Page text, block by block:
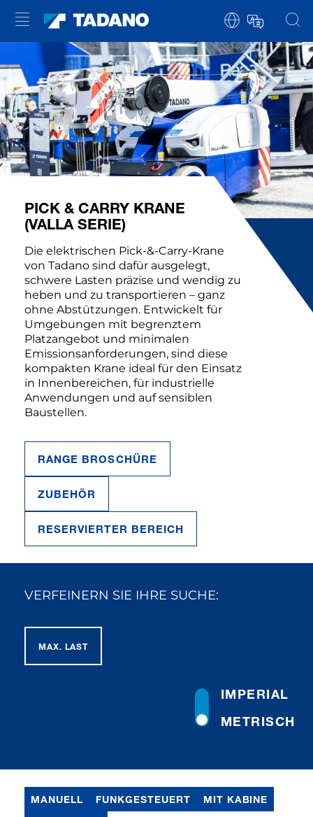
PICK & CARRY KRANE
(VALLA SERIE)
Die elektrischen Pick-&-Carry-Krane
von Tadano sind dafür ausgelegt,
schwere Lasten präzise und wendig zu
heben und zu transportieren – ganz
ohne Abstützungen. Entwickelt für
Umgebungen mit begrenztem
Platzangebot und minimalen
Emissionsanforderungen, sind diese
kompakten Krane ideal für den Einsatz
in Innenbereichen, für industrielle
Anwendungen und auf sensiblen
Baustellen.
RANGE BROSCHÜRE
ZUBEHÖR
RESERVIERTER BEREICH
VERFEINERN SIE IHRE SUCHE:
MAX. LAST
METRISCH
IMPERIAL
MANUELL FUNKGESTEUERT MIT KABINE